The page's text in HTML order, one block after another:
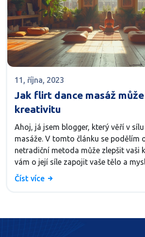
11, října, 2023
Jak flirt dance masáž
kreativitu
Ahoj, já jsem blogger, který věří v
masáže. V tomto článku se podělím
netradiční metoda může zlepšit vaši
vám o její síle zapojit vaše tělo a
harmonického procesu, který
Číst více